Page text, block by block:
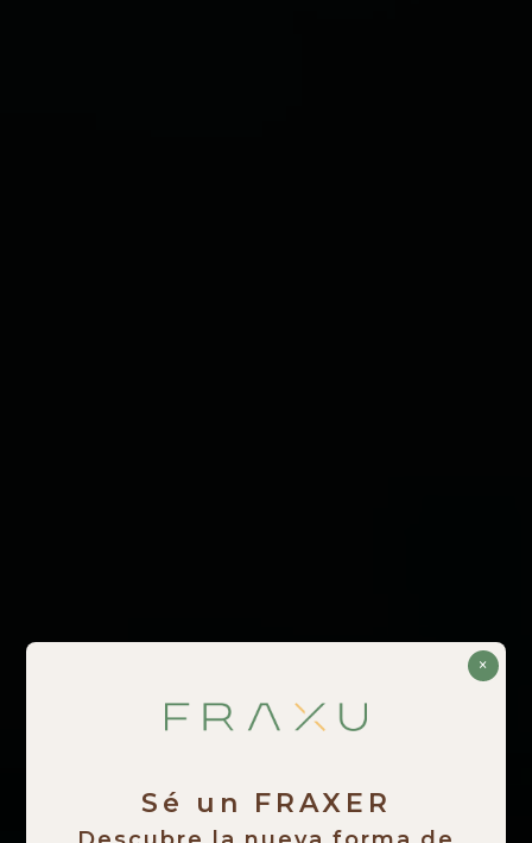
×
Sé un FRAXER